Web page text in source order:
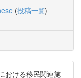
(投稿一覧)
おける移民関連施